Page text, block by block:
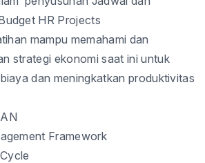
HR Projects
mampu memahami dan
strategi ekonomi saat ini untuk
biaya dan meningkatkan produktivitas
Framework